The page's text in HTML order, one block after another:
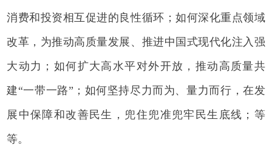
消费和投资相互促进的良性循环；如何深化重点领域
改革，为推动高质量发展、推进中国式现代化注入强
大动力；如何扩大高水平对外开放，推动高质量共
建“一带一路”；如何坚持尽力而为、量力而行，在发
展中保障和改善民生，兜住兜准兜牢民生底线；等
等。